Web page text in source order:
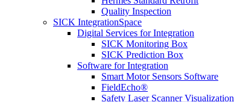
Quality Inspection
SICK IntegrationSpace
Digital Services for Integration
SICK Monitoring Box
SICK Prediction Box
Software for Integration
Smart Motor Sensors Software
FieldEcho®
Safety Laser Scanner Visualization